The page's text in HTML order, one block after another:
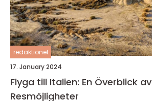
redaktionel
17. January 2024
Flyga till Italien: En Överblick av
Resmöjligheter